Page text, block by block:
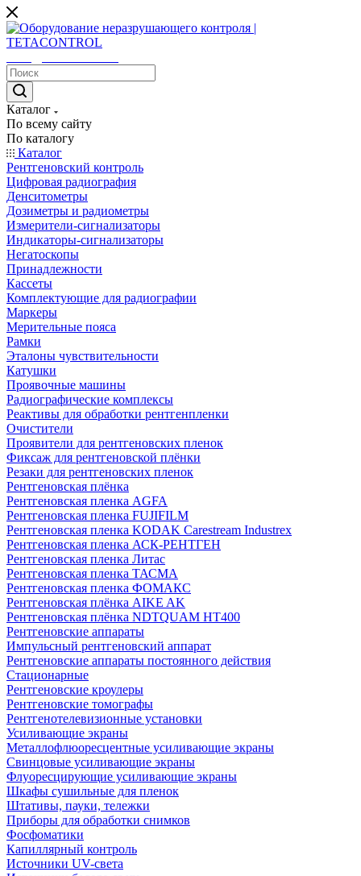
Каталог
По всему сайту
По каталогу
Каталог
Рентгеновский контроль
Цифровая радиография
Денситометры
Дозиметры и радиометры
Измерители-сигнализаторы
Индикаторы-сигнализаторы
Негатоскопы
Принадлежности
Кассеты
Комплектующие для радиографии
Маркеры
Мерительные пояса
Рамки
Эталоны чувствительности
Катушки
Проявочные машины
Радиографические комплексы
Реактивы для обработки рентгенпленки
Очистители
Проявители для рентгеновских пленок
Фиксаж для рентгеновской плёнки
Резаки для рентгеновских пленок
Рентгеновская плёнка
Рентгеновская пленка AGFA
Рентгеновская пленка FUJIFILM
Рентгеновская пленка KODAK Carestream Industrex
Рентгеновская пленка АСК-РЕНТГЕН
Рентгеновская пленка Литас
Рентгеновская пленка ТАСМА
Рентгеновская пленка ФОМАКС
Рентгеновская плёнка AIKE AK
Рентгеновская плёнка NDTQUAM HT400
Рентгеновские аппараты
Импульсный рентгеновский аппарат
Рентгеновские аппараты постоянного действия
Стационарные
Рентгеновские кроулеры
Рентгеновские томографы
Рентгенотелевизионные установки
Усиливающие экраны
Металлофлюоресцентные усиливающие экраны
Свинцовые усиливающие экраны
Флуоресцирующие усиливающие экраны
Шкафы сушильные для пленок
Штативы, пауки, тележки
Приборы для обработки снимков
Фосфоматики
Капиллярный контроль
Источники UV-света